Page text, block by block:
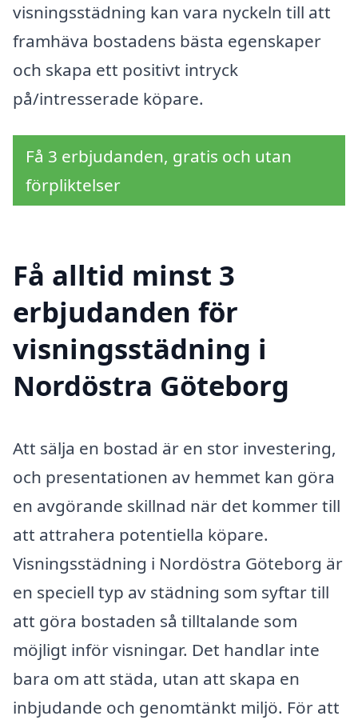
visningsstädning kan vara nyckeln till att
framhäva bostadens bästa egenskaper
och skapa ett positivt intryck
på/intresserade köpare.
Få 3 erbjudanden, gratis och utan
förpliktelser
Få alltid minst 3
erbjudanden för
visningsstädning i
Nordöstra Göteborg
Att sälja en bostad är en stor investering,
och presentationen av hemmet kan göra
en avgörande skillnad när det kommer till
att attrahera potentiella köpare.
Visningsstädning i Nordöstra Göteborg är
en speciell typ av städning som syftar till
att göra bostaden så tilltalande som
möjligt inför visningar. Det handlar inte
bara om att städa, utan att skapa en
inbjudande och genomtänkt miljö. För att